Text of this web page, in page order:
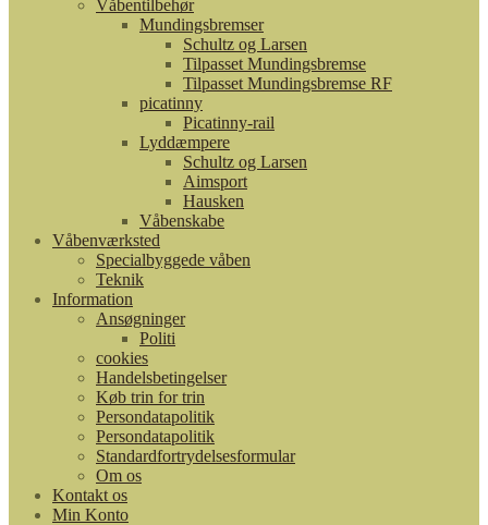
Våbentilbehør
Mundingsbremser
Schultz og Larsen
Tilpasset Mundingsbremse
Tilpasset Mundingsbremse RF
picatinny
Picatinny-rail
Lyddæmpere
Schultz og Larsen
Aimsport
Hausken
Våbenskabe
Våbenværksted
Specialbyggede våben
Teknik
Information
Ansøgninger
Politi
cookies
Handelsbetingelser
Køb trin for trin
Persondatapolitik
Persondatapolitik
Standardfortrydelsesformular
Om os
Kontakt os
Min Konto